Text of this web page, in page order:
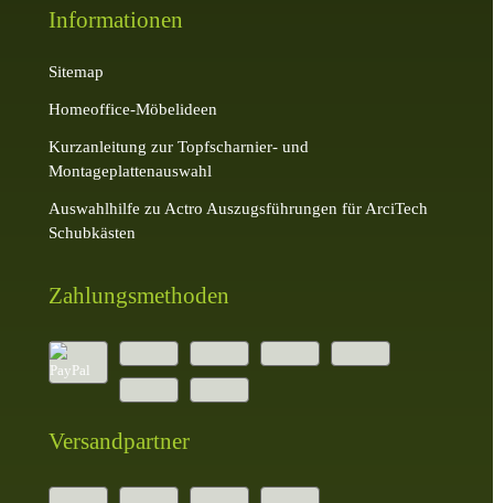
Informationen
Sitemap
Homeoffice-Möbelideen
Kurzanleitung zur Topfscharnier- und
Montageplattenauswahl
Auswahlhilfe zu Actro Auszugsführungen für ArciTech
Schubkästen
Zahlungsmethoden
Versandpartner